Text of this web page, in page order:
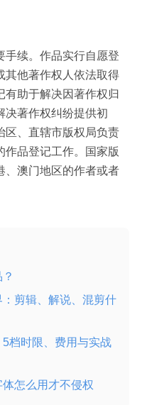
手续。作品实行自愿登
其他著作权人依法取得
有助于解决因著作权归
决著作权纠纷提供初
区、直辖市版权局负责
作品登记工作。国家版
、澳门地区的作者或者
剪辑、解说、混剪什
档时限、费用与实战
怎么用才不侵权